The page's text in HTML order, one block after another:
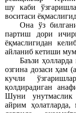
шу каби
воситаси
Она ўз
партиш дори
ёқмаслигидан
айланиб кетиши
Баъзи
озгина дозаси ҳам
кучли
қолдирадиган
Шуни унутмаслик
айрим ҳолатларда,